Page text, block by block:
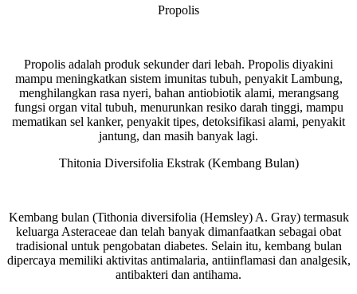
Propolis
Propolis adalah produk sekunder dari lebah. Propolis diyakini
mampu meningkatkan sistem imunitas tubuh, penyakit Lambung,
menghilangkan rasa nyeri, bahan antiobiotik alami, merangsang
fungsi organ vital tubuh, menurunkan resiko darah tinggi, mampu
mematikan sel kanker, penyakit tipes, detoksifikasi alami, penyakit
jantung, dan masih banyak lagi.
Thitonia Diversifolia Ekstrak (Kembang Bulan)
Kembang bulan (Tithonia diversifolia (Hemsley) A. Gray) termasuk
keluarga Asteraceae dan telah banyak dimanfaatkan sebagai obat
tradisional untuk pengobatan diabetes. Selain itu, kembang bulan
dipercaya memiliki aktivitas antimalaria, antiinflamasi dan analgesik,
antibakteri dan antihama.